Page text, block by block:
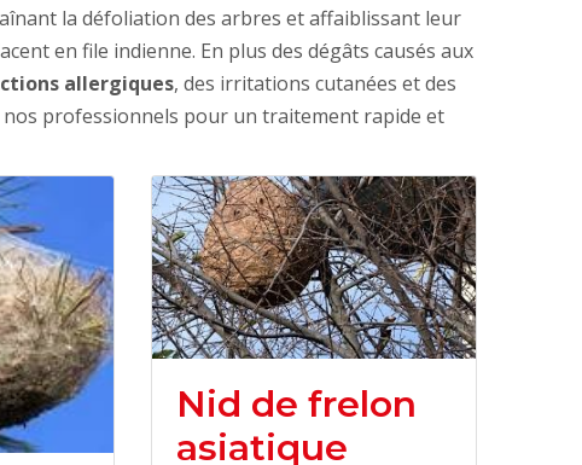
la défoliation des arbres et affaiblissant leur
en file indienne. En plus des dégâts causés aux
allergiques, des irritations cutanées et des
nos professionnels pour un traitement rapide et
Nid de frelon
asiatique